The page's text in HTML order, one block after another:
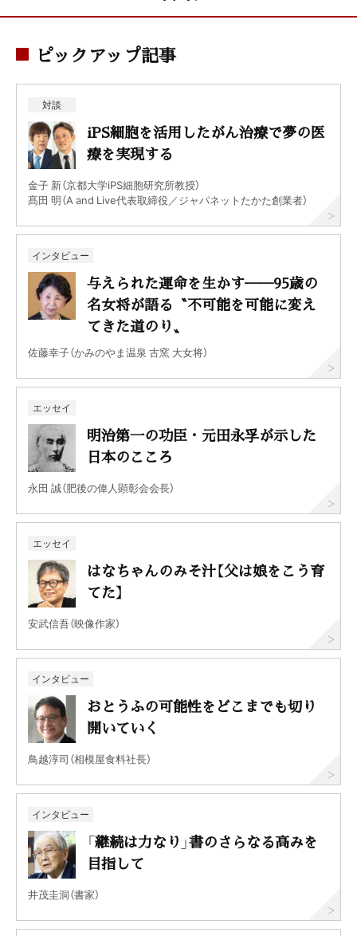
ピックアップ記事
対談
iPS細胞を活用したがん治療で夢の医
療を実現する
金子 新（京都大学iPS細胞研究所教授）
髙田 明（A and Live代表取締役／ジャパネットたかた創業者）
インタビュー
与えられた運命を生かす──95歳の
名女将が語る〝不可能を可能に変え
てきた道のり〟
佐藤幸子（かみのやま温泉 古窯 大女将）
エッセイ
明治第一の功臣・元田永孚が示した
日本のこころ
永田 誠（肥後の偉人顕彰会会長）
エッセイ
はなちゃんのみそ汁【父は娘をこう育
てた】
安武信吾（映像作家）
インタビュー
おとうふの可能性をどこまでも切り
開いていく
鳥越淳司（相模屋食料社長）
インタビュー
「継続は力なり」書のさらなる高みを
目指して
井茂圭洞（書家）